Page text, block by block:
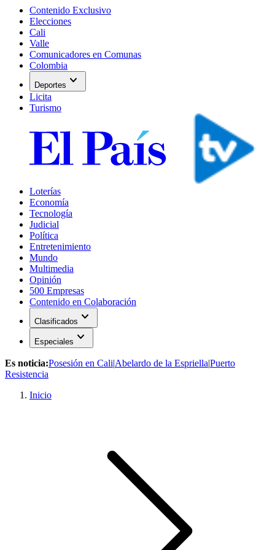
Contenido Exclusivo
Elecciones
Cali
Valle
Comunicadores en Comunas
Colombia
Deportes expand_more
Licita
Turismo
Loterías
Economía
Tecnología
Judicial
Política
Entretenimiento
Mundo
Multimedia
Opinión
500 Empresas
Contenido en Colaboración
Clasificados expand_more
Especiales expand_more
Es noticia:Posesión en Cali|Abelardo de la Espriella|Puerto
Resistencia
Inicio